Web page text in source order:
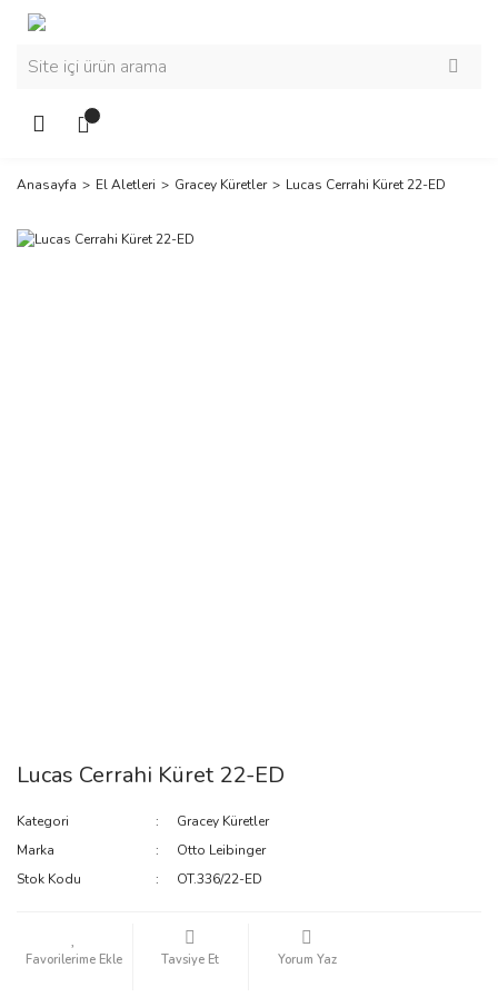
Anasayfa El Aletleri Gracey Küretler Lucas Cerrahi Küret 22-ED
Lucas Cerrahi Küret 22-ED
Kategori
Gracey Küretler
Marka
Otto Leibinger
Stok Kodu
OT.336/22-ED
Tavsiye Et Yorum Yaz